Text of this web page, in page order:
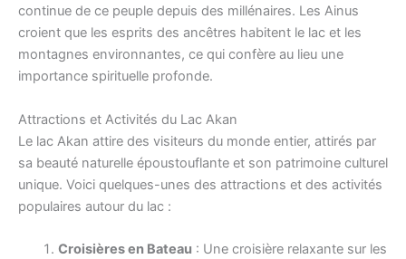
continue de ce peuple depuis des millénaires. Les Ainus
croient que les esprits des ancêtres habitent le lac et les
montagnes environnantes, ce qui confère au lieu une
importance spirituelle profonde.
Attractions et Activités du Lac Akan
Le lac Akan attire des visiteurs du monde entier, attirés par
sa beauté naturelle époustouflante et son patrimoine culturel
unique. Voici quelques-unes des attractions et des activités
populaires autour du lac :
Croisières en Bateau : Une croisière relaxante sur les